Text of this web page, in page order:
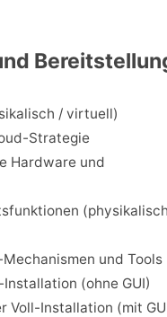
/ virtuell)
Strategie
Hardware und
und Tools
(ohne GUI)
Voll-Installation (mit